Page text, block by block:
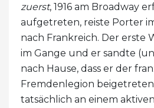
zuerst, 1916 am Broadway
aufgetreten, reiste Porter
nach Frankreich. Der erste
im Gange und er sandte
nach Hause, dass er der
Fremdenlegion
tatsächlich an einem